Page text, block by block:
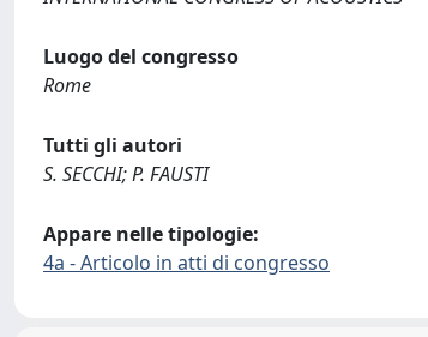
Luogo del congresso
Rome
Tutti gli autori
S. SECCHI; P. FAUSTI
Appare nelle tipologie:
4a - Articolo in atti di congresso